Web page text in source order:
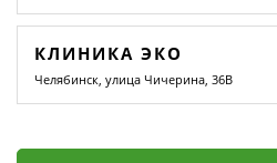
КЛИНИКА ЭКО
Челябинск, улица Чичерина, 36В